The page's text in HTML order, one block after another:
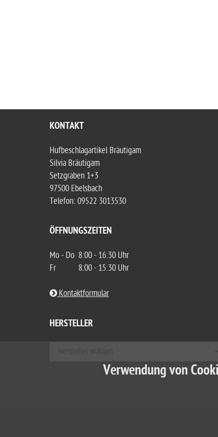
KONTAKT
Hufbeschlagartikel Bräutigam
Silvia Bräutigam
Setzgraben 1+3
97500 Ebelsbach
Telefon: 09522 3013530
ÖFFNUNGSZEITEN
Mo - Do 8:00 - 16:30 Uhr
Fr
8:00 - 15:30 Uhr
Kontaktformular
HERSTELLER
Verwendung von